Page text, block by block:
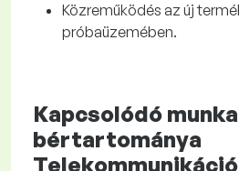
Közreműködés az új
próbaüzemében.
Kapcsolódó
bértartománya
Telekommunikáció